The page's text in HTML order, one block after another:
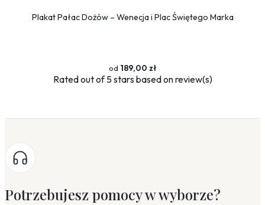
Plakat Pałac Dożów – Wenecja i Plac Świętego Marka
189,00 zł
Ratedout of 5 stars based onreview(s)
Potrzebujesz pomocy w wyborze?